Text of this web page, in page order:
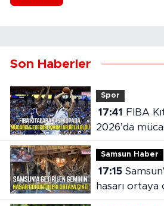
Son Haberler
Spor
17:41
2026’da
takımlar belli
Samsun Haber
17:15Samsun'a getirilen geminin
hasarı ortaya